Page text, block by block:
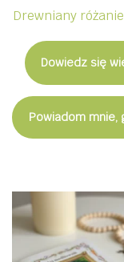
Drewniany
Dowiedz się
Powiadom mnie,